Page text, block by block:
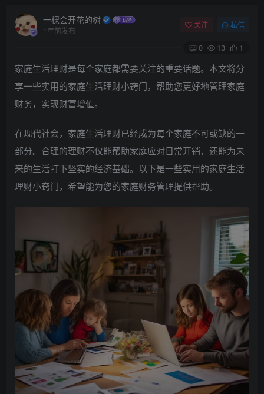
一棵会开花的树
1年前发布
关注 私信
0 13 1
家庭生活理财是每个家庭都需要关注的重要话题。本文将分
享一些实用的家庭生活理财小窍门，帮助您更好地管理家庭
财务，实现财富增值。
在现代社会，家庭生活理财已经成为每个家庭不可或缺的一
部分。合理的理财不仅能帮助家庭应对日常开销，还能为未
来的生活打下坚实的经济基础。以下是一些实用的家庭生活
理财小窍门，希望能为您的家庭财务管理提供帮助。